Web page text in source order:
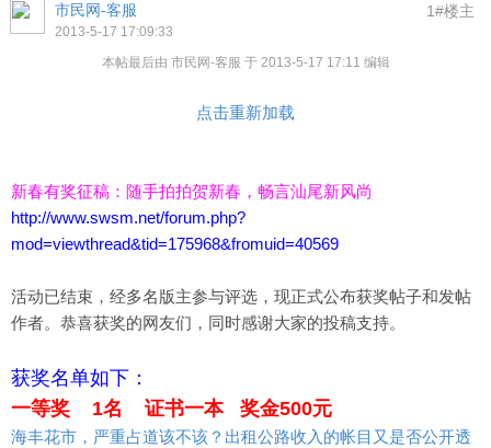
市民网-客服
2013-5-17 17:09:33
1#楼主
本帖最后由 市民网-客服 于 2013-5-17 17:11 编辑
点击重新加载
新春有奖征稿：随手拍拍贺新春，畅言汕尾新风尚
http://www.swsm.net/forum.php?
mod=viewthread&tid=175968&fromuid=40569
活动已结束，经多名版主参与评选，现正式公布获奖帖子和发帖
作者。恭喜获奖的网友们，同时感谢大家的投稿支持。
获奖名单如下：
一等奖 1名 证书一本 奖金500元
海丰花市，严重占道该不该？出租公路收入的帐目又是否公开透